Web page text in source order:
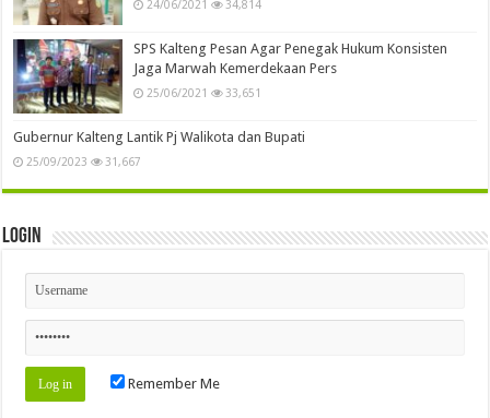
24/06/2021 34,814
SPS Kalteng Pesan Agar Penegak Hukum Konsisten
Jaga Marwah Kemerdekaan Pers
25/06/2021 33,651
Gubernur Kalteng Lantik Pj Walikota dan Bupati
25/09/2023 31,667
Login
Remember Me